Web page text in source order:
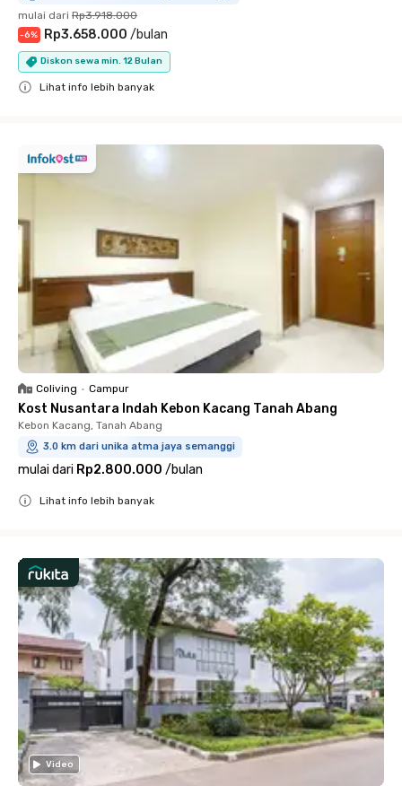
mulai dari Rp3.918.000
-6% Rp3.658.000 /bulan
Diskon sewa min. 12 Bulan
Lihat info lebih banyak
Coliving • Campur
Kost Nusantara Indah Kebon Kacang Tanah Abang
Kebon Kacang, Tanah Abang
3.0 km dari unika atma jaya semanggi
mulai dari Rp2.800.000 /bulan
Lihat info lebih banyak
Video